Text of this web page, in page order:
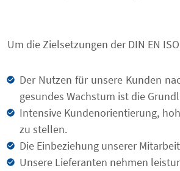
Um die Zielsetzungen der DIN EN
Der Nutzen für unsere Kunden
gesundes Wachstum ist die
Intensive Kundenorientierung,
zu stellen.
Die Einbeziehung unserer
Unsere Lieferanten nehmen